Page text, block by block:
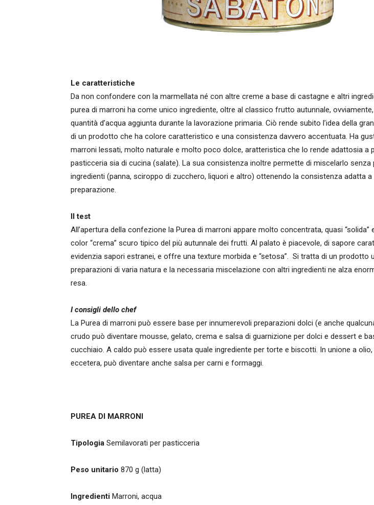
Le caratteristiche
Da non confondere con la marmellata né con altre creme a base di castagne e altri
purea di marroni ha come unico ingrediente, oltre al classico frutto autunnale,
quantità d’acqua aggiunta durante la lavorazione primaria. Ciò rende subito l’idea della
di un prodotto che ha colore caratteristico e una consistenza davvero accentuata. Ha
marroni lessati, molto naturale e molto poco dolce, aratteristica che lo rende adattosia a
pasticceria sia di cucina (salate). La sua consistenza inoltre permette di miscelarlo senza
ingredienti (panna, sciroppo di zucchero, liquori e altro) ottenendo la consistenza adatta a
preparazione.
Il test
All’apertura della confezione la Purea di marroni appare molto concentrata, quasi “solida”
color “crema” scuro tipico del più autunnale dei frutti. Al palato è piacevole, di sapore
evidenzia sapori estranei, e offre una texture morbida e “setosa”. Si tratta di un prodotto
preparazioni di varia natura e la necessaria miscelazione con altri ingredienti ne alza
resa.
I consigli dello chef
La Purea di marroni può essere base per innumerevoli preparazioni dolci (e anche
crudo può diventare mousse, gelato, crema e salsa di guarnizione per dolci e dessert e
cucchiaio. A caldo può essere usata quale ingrediente per torte e biscotti. In unione a
eccetera, può diventare anche salsa per carni e formaggi.
PUREA DI MARRONI
Tipologia Semilavorati per pasticceria
Peso unitario 870 g (latta)
Ingredienti Marroni, acqua